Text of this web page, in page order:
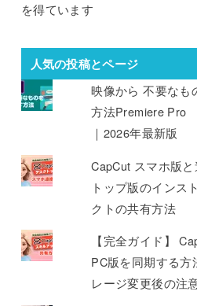
を得ています
人気の投稿とページ
映像から 不要なも
方法Premiere Pro
｜2026年最新版
CapCut スマホ版
トップ版のインス
クトの共有方法
【完全ガイド】
PC版を同期する方
レージ変更後の注